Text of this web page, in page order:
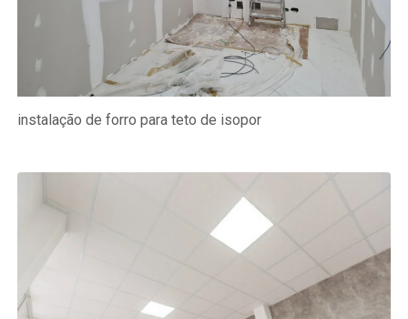
instalação de forro para teto de isopor